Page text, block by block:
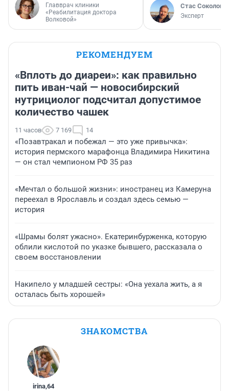
Главврач клиники
«Реабилитация доктора
Волковой»
Стас Соколов
Эксперт
РЕКОМЕНДУЕМ
«Вплоть до диареи»: как правильно
пить иван-чай — новосибирский
нутрициолог подсчитал допустимое
количество чашек
11 часов 7 169 14
«Позавтракал и побежал — это уже привычка»:
история пермского марафонца Владимира Никитина
— он стал чемпионом РФ 35 раз
«Мечтал о большой жизни»: иностранец из Камеруна
переехал в Ярославль и создал здесь семью —
история
«Шрамы болят ужасно». Екатеринбурженка, которую
облили кислотой по указке бывшего, рассказала о
своем восстановлении
Накипело у младшей сестры: «Она уехала жить, а я
осталась быть хорошей»
ЗНАКОМСТВА
irina,64